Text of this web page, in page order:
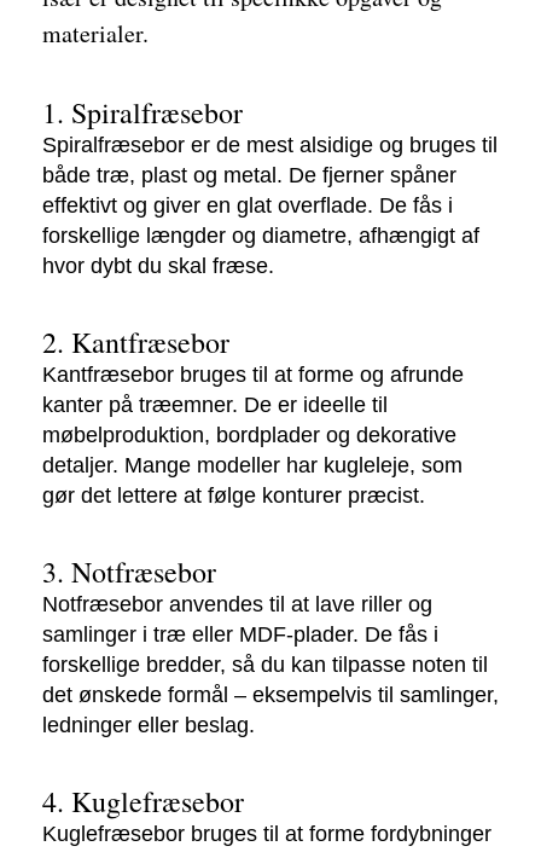
materialer.
1. Spiralfræsebor
Spiralfræsebor er de mest alsidige og bruges til
både træ, plast og metal. De fjerner spåner
effektivt og giver en glat overflade. De fås i
forskellige længder og diametre, afhængigt af
hvor dybt du skal fræse.
2. Kantfræsebor
Kantfræsebor bruges til at forme og afrunde
kanter på træemner. De er ideelle til
møbelproduktion, bordplader og dekorative
detaljer. Mange modeller har kugleleje, som
gør det lettere at følge konturer præcist.
3. Notfræsebor
Notfræsebor anvendes til at lave riller og
samlinger i træ eller MDF-plader. De fås i
forskellige bredder, så du kan tilpasse noten til
det ønskede formål – eksempelvis til samlinger,
ledninger eller beslag.
4. Kuglefræsebor
Kuglefræsebor bruges til at forme fordybninger